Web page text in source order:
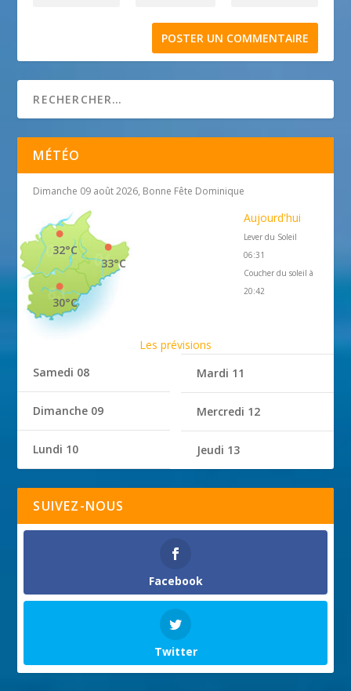
MÉTÉO
Dimanche 09 août 2026, Bonne Fête Dominique
33°C
32°C
30°C
Aujourd'hui
Lever du Soleil
06:31
Coucher du soleil à
20:42
Les prévisions
Samedi 08
Dimanche 09
Lundi 10
Mardi 11
Mercredi 12
Jeudi 13
SUIVEZ-NOUS
Facebook
Twitter